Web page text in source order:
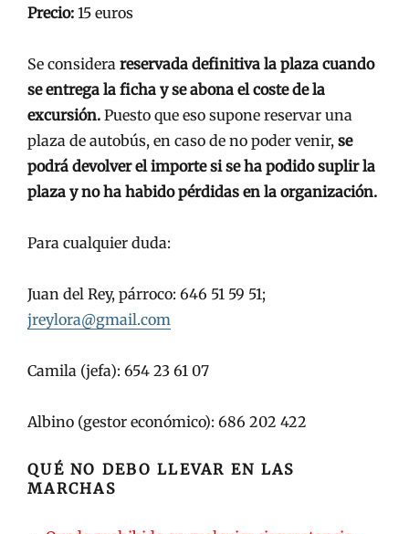
Precio: 15 euros
Se considera reservada definitiva la plaza cuando
se entrega la ficha y se abona el coste de la
excursión. Puesto que eso supone reservar una
plaza de autobús, en caso de no poder venir, se
podrá devolver el importe si se ha podido suplir la
plaza y no ha habido pérdidas en la organización.
Para cualquier duda:
Juan del Rey, párroco: 646 51 59 51;
jreylora@gmail.com
Camila (jefa): 654 23 61 07
Albino (gestor económico): 686 202 422
QUÉ NO DEBO LLEVAR EN LAS
MARCHAS